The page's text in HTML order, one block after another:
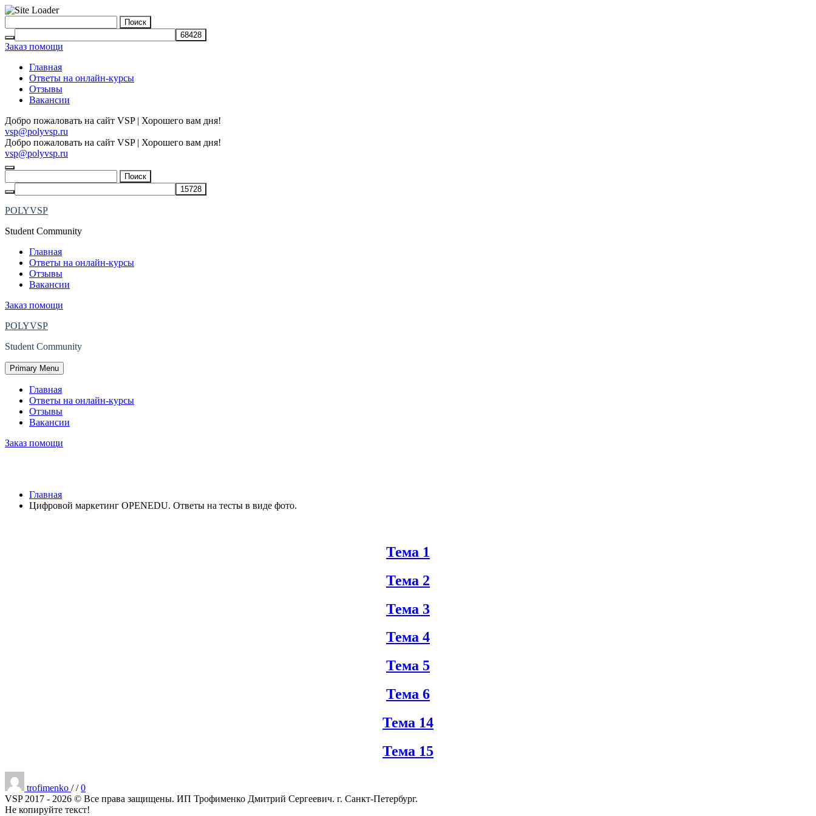
to
content
Заказ помощи
Главная
Ответы на онлайн-курсы
Отзывы
Вакансии
Добро пожаловать на сайт VSP | Хорошего вам дня!
vsp@polyvsp.ru
Добро пожаловать на сайт VSP | Хорошего вам дня!
vsp@polyvsp.ru
POLYVSP
Student Community
Главная
Ответы на онлайн-курсы
Отзывы
Вакансии
Заказ помощи
POLYVSP
Student Community
Primary Menu
Главная
Ответы на онлайн-курсы
Отзывы
Вакансии
Заказ помощи
Главная
Цифровой маркетинг OPENEDU. Ответы на тесты в виде фото.
Тема 1
Тема 2
Тема 3
Тема 4
Тема 5
Тема 6
Тема 14
Тема 15
trofimenko / / 0
VSP 2017 - 2026 © Все права защищены. ИП Трофименко Дмитрий Сергеевич. г. Санкт-Петербург.
Не копируйте текст!